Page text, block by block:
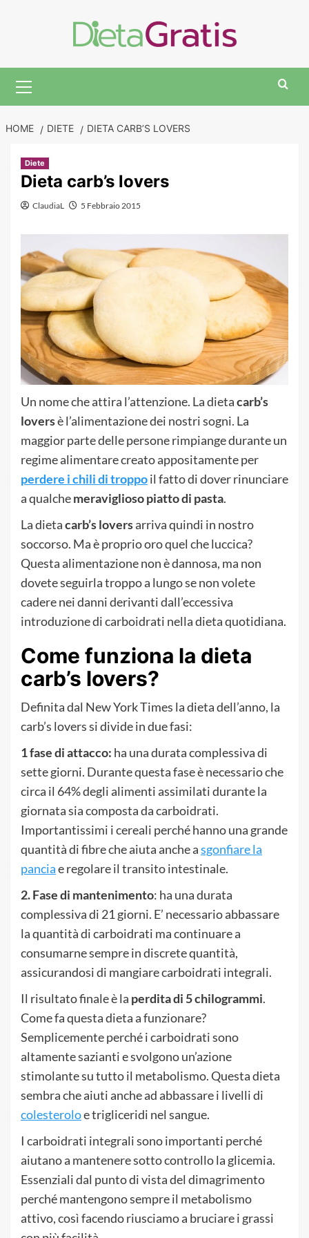
Menu
HOME DIETE DIETA CARB’S LOVERS
Diete
Dieta carb’s lovers
ClaudiaL 5 Febbraio 2015
Un nome che attira l’attenzione. La dietacarb’s
loversè l’alimentazione dei nostri sogni. La
maggior parte delle persone rimpiange durante un
regime alimentare creato appositamente per
perdere i chili di troppoil fatto di dover rinunciare
a qualchemeraviglioso piatto di pasta.
La dietacarb’s loversarriva quindi in nostro
soccorso. Ma è proprio oro quel che luccica?
Questa alimentazione non è dannosa, ma non
dovete seguirla troppo a lungo se non volete
cadere nei danni derivanti dall’eccessiva
introduzione di carboidrati nella dieta quotidiana.
Come funziona la dieta
carb’s lovers?
Definita dal New York Times la dieta dell’anno, la
carb’s lovers si divide in due fasi:
1 fase di attacco: ha una durata complessiva di
sette giorni. Durante questa fase è necessario che
circa il 64% degli alimenti assimilati durante la
giornata sia composta da carboidrati.
Importantissimi i cereali perché hanno una grande
quantità di fibre che aiuta anche asgonfiare la
panciae regolare il transito intestinale.
2. Fase di mantenimento: ha una durata
complessiva di 21 giorni. E’ necessario abbassare
la quantità di carboidrati ma continuare a
consumarne sempre in discrete quantità,
assicurandosi di mangiare carboidrati integrali.
Il risultato finale è la perdita di 5 chilogrammi.
Come fa questa dieta a funzionare?
Semplicemente perché i carboidrati sono
altamente sazianti e svolgono un’azione
stimolante su tutto il metabolismo. Questa dieta
sembra che aiuti anche ad abbassare i livelli di
colesteroloe trigliceridi nel sangue.
I carboidrati integrali sono importanti perché
aiutano a mantenere sotto controllo la glicemia.
Essenziali dal punto di vista del dimagrimento
perché mantengono sempre il metabolismo
attivo, così facendo riusciamo a bruciare i grassi